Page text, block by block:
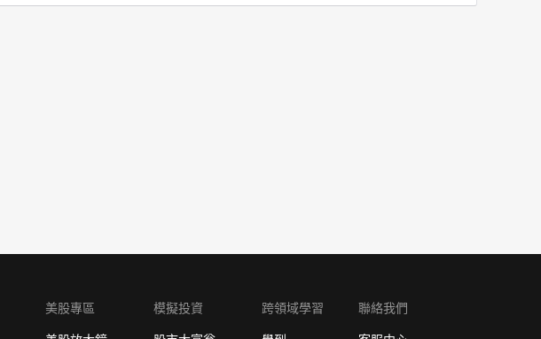
美股專區 模擬投資 跨領域學習 聯絡我們